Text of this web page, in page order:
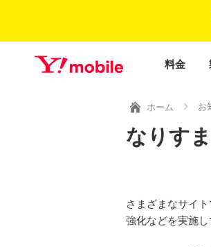
料金
ホーム お
なりす
さまざまなサイ
強化などを実施